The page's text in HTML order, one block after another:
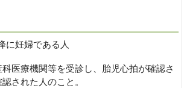
に妊婦である人
医療機関等を受診し、胎児心拍が確認さ
された人のこと。